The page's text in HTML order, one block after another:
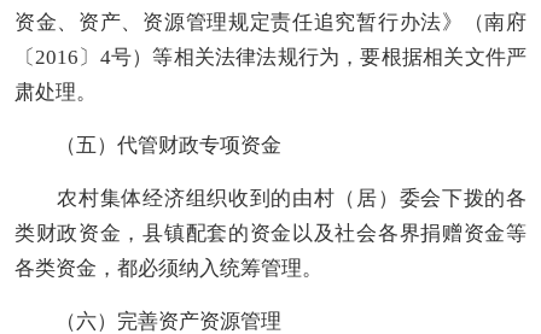
资金、资产、资源管理规定责任追究暂行办法》
（南府
〔2016〕4号）等相关法律法规行为，要根据相关文件严
肃处理。
（五）代管财政专项资金
农村集体经济组织收到的由村（居）委会下拨的各
类财政资金，县镇配套的资金以及社会各界捐赠资金等
各类资金，都必须纳入统筹管理。
（六）完善资产资源管理